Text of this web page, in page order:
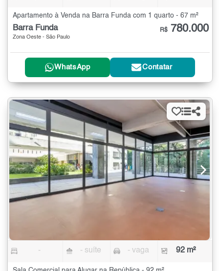
Apartamento à Venda na Barra Funda com 1 quarto - 67 m²
Barra Funda
Zona Oeste - São Paulo
R$ 780.000
WhatsApp Contatar
- - suíte - vaga 92 m²